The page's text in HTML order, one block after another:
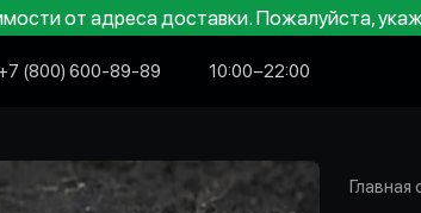
от адреса доставки. Пожалуйста,
+7 (800) 600-89-89 10:00−22:00
Главная